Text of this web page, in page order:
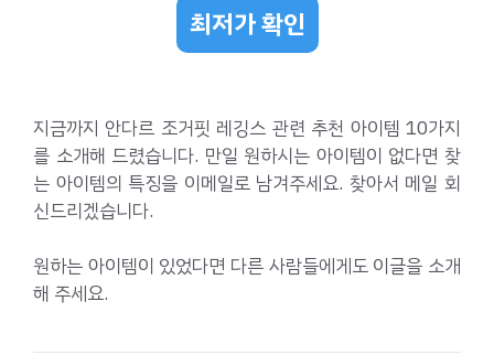
최저가 확인
지금까지 안다르 조거핏 레깅스 관련 추천 아이템 10가지
를 소개해 드렸습니다. 만일 원하시는 아이템이 없다면 찾
는 아이템의 특징을 이메일로 남겨주세요. 찾아서 메일 회
신드리겠습니다.
원하는 아이템이 있었다면 다른 사람들에게도 이글을 소개
해 주세요.